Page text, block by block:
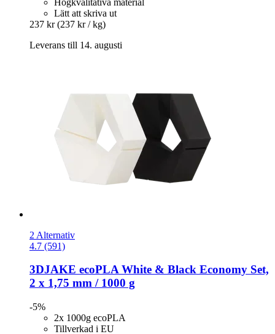
Lätt att skriva ut
237 kr (237 kr / kg)
Leverans till 14. augusti
2 Alternativ
4.7 (591)
3DJAKE ecoPLA White & Black Economy Set,
2 x 1,75 mm / 1000 g
-5%
2x 1000g ecoPLA
Tillverkad i EU